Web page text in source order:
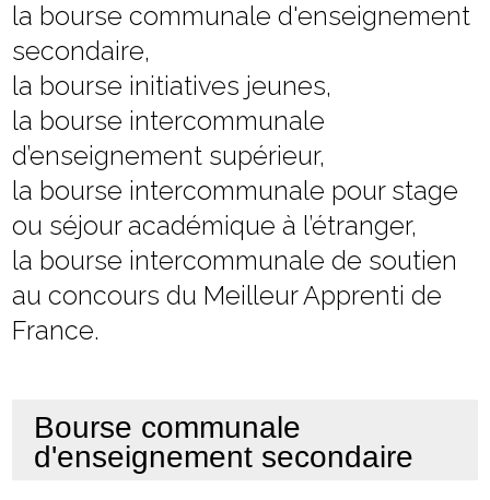
la bourse communale d'enseignement
secondaire,
la bourse initiatives jeunes,
la bourse intercommunale
d’enseignement supérieur,
la bourse intercommunale pour stage
ou séjour académique à l’étranger,
la bourse intercommunale de soutien
au concours du Meilleur Apprenti de
France.
Bourse communale
d'enseignement secondaire